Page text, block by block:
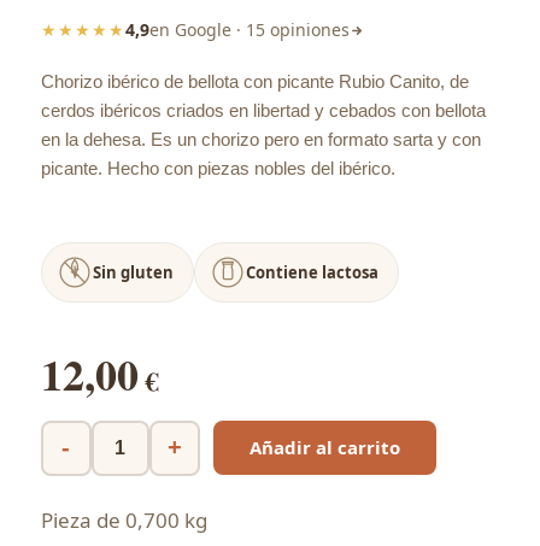
★★★★★4,9en Google · 15 opiniones
Chorizo ibérico de bellota con picante Rubio Canito, de
cerdos ibéricos criados en libertad y cebados con bellota
en la dehesa. Es un chorizo pero en formato sarta y con
picante. Hecho con piezas nobles del ibérico.
Sin gluten Contiene lactosa
12,00€
Añadir al carrito
Pieza de 0,700 kg